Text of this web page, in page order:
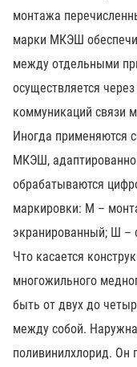
монтажа
марки МКЭШ
между отдельными
осуществляется
коммуникаций связи
Иногда применяются
МКЭШ,
обрабатываются
маркировки: М –
экранированный; Ш –
Что касается
многожильного
быть от двух до
между собой.
поливинилхлорид. Он